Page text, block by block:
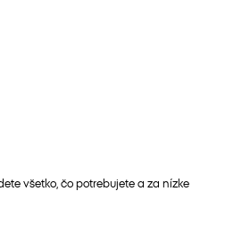
všetko, čo potrebujete a za nízke